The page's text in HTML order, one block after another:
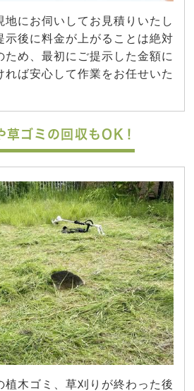
地にお伺いしてお見積りいたし
示後に料金が上がることは絶対
ため、最初にご提示した金額に
れば安心して作業をお任せいた
ゴミの回収もOK！
植木ゴミ、草刈りが終わった後